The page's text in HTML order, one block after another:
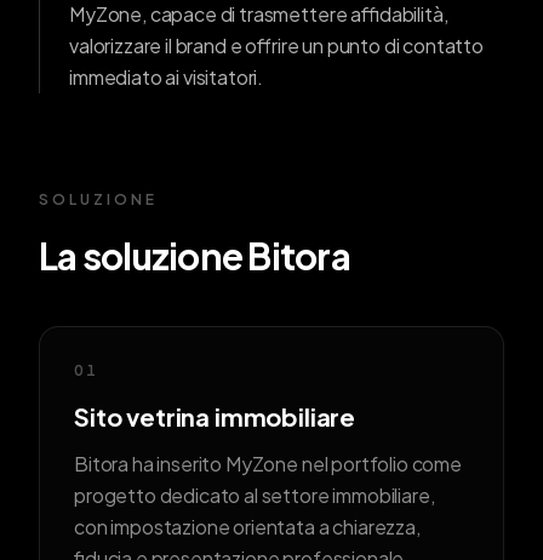
MyZone, capace di trasmettere affidabilità,
valorizzare il brand e offrire un punto di contatto
immediato ai visitatori.
SOLUZIONE
La soluzione Bitora
01
Sito vetrina immobiliare
Bitora ha inserito MyZone nel portfolio come
progetto dedicato al settore immobiliare,
con impostazione orientata a chiarezza,